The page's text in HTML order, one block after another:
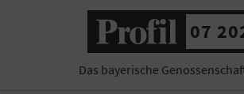
07
Das bayerische